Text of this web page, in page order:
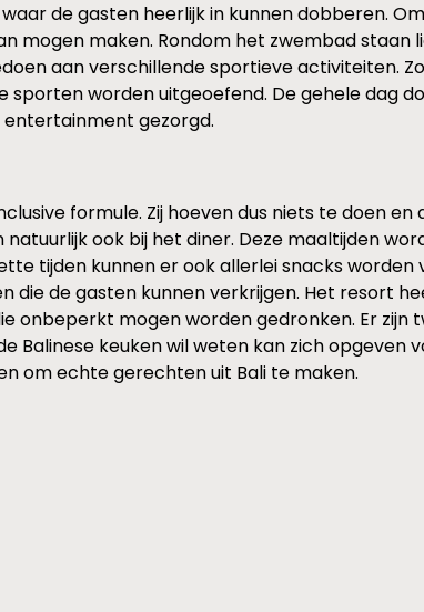
de gasten heerlijk in kunnen dobberen.
mogen maken. Rondom het zwembad staan
aan verschillende sportieve activiteiten.
worden uitgeoefend. De gehele dag
gezorgd.
formule. Zij hoeven dus niets te doen
ook bij het diner. Deze maaltijden
tijden kunnen er ook allerlei snacks worden
die de gasten kunnen verkrijgen. Het resort
onbeperkt mogen worden gedronken. Er zijn
Balinese keuken wil weten kan zich opgeven
om echte gerechten uit Bali te maken.